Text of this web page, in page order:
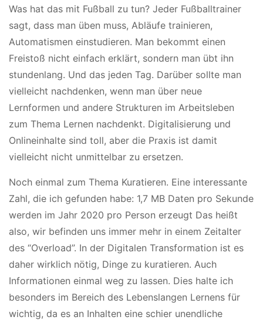
Was hat das mit Fußball zu tun? Jeder Fußballtrainer
sagt, dass man üben muss, Abläufe trainieren,
Automatismen einstudieren. Man bekommt einen
Freistoß nicht einfach erklärt, sondern man übt ihn
stundenlang. Und das jeden Tag. Darüber sollte man
vielleicht nachdenken, wenn man über neue
Lernformen und andere Strukturen im Arbeitsleben
zum Thema Lernen nachdenkt. Digitalisierung und
Onlineinhalte sind toll, aber die Praxis ist damit
vielleicht nicht unmittelbar zu ersetzen.
Noch einmal zum Thema Kuratieren. Eine interessante
Zahl, die ich gefunden habe: 1,7 MB Daten pro Sekunde
werden im Jahr 2020 pro Person erzeugt Das heißt
also, wir befinden uns immer mehr in einem Zeitalter
des “Overload”. In der Digitalen Transformation ist es
daher wirklich nötig, Dinge zu kuratieren. Auch
Informationen einmal weg zu lassen. Dies halte ich
besonders im Bereich des Lebenslangen Lernens für
wichtig, da es an Inhalten eine schier unendliche